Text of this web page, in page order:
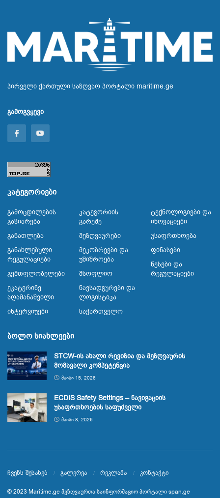
პირველი ქართული საზღვაო პორტალი maritime.ge
გამოგვყევი
კატეგორიები
Გამოცდილების
Გაზიარება
Განათლება
Განახლებული
Რეგულაციები
Გემთფლობელები
Ეკატერინე
Აღამანაშვილი
Ინტერვიუები
Კატეგორიის
Გარეშე
Მეზღვაურები
Მეკობრეები Და
Უშიშროება
Მსოფლიო
Ნავსადგურები Და
Ლოგისტიკა
Საქართველო
Ტექნოლოგიები Და
Ინოვაციები
Უსაფრთხოება
Ფინასები
Წესები Და
Რეგულაციები
ბოლო სიახლეები
STCW-ის ახალი რევიზია და მეზღვაურის
მომავალი კომპეტენცია
ᲛᲐᲘᲡᲘ 15, 2026
ECDIS Safety Settings – ნავიგაციის
უსაფრთხოების საფუძველი
ᲛᲐᲘᲡᲘ 8, 2026
ჩვენს შესახებ გალერეა რეკლამა კონტაქტი
© 2023 Maritime.geმეზღვაურთა საინფორმაციო პორტალიspan.ge